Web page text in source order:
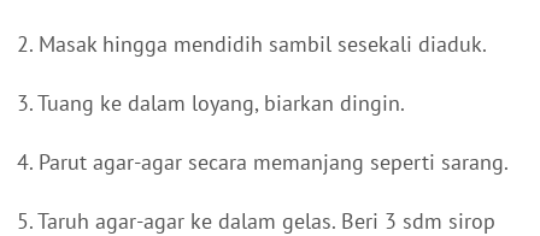
2. Masak hingga mendidih sambil sesekali diaduk.
3. Tuang ke dalam loyang, biarkan dingin.
4. Parut agar-agar secara memanjang seperti sarang.
5. Taruh agar-agar ke dalam gelas. Beri 3 sdm sirop